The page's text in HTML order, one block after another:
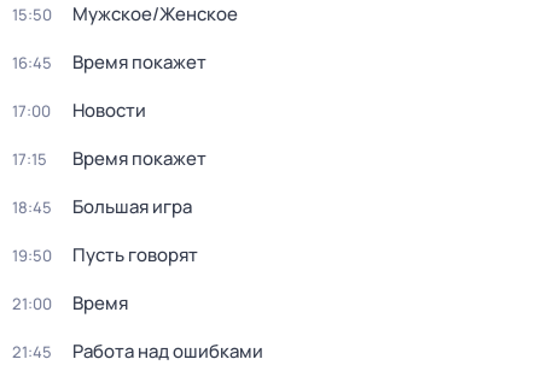
15:50 Мужское/Женское
16:45 Время покажет
17:00 Новости
17:15 Время покажет
18:45 Большая игра
19:50 Пусть говорят
21:00 Время
21:45 Работа над ошибками